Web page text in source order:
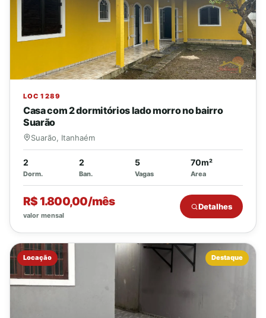
LOC 1289
Casa com 2 dormitórios lado morro no bairro
Suarão
Suarão, Itanhaém
2
Dorm.
2
Ban.
5
Vagas
70m²
Area
R$ 1.800,00/mês
valor mensal
Detalhes
Locação Destaque